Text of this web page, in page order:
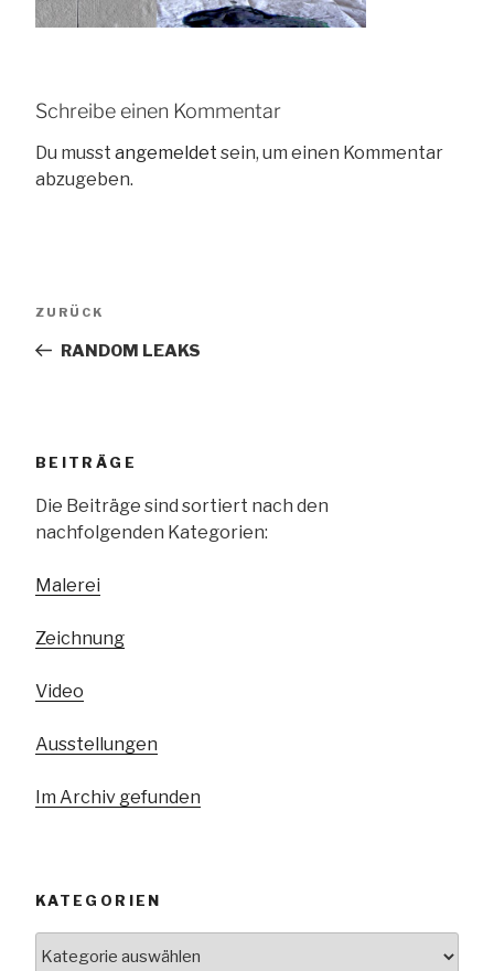
Schreibe einen Kommentar
Du musst angemeldet sein, um einen Kommentar
abzugeben.
Vorheriger
ZURÜCK
RANDOM LEAKS
BEITRÄGE
Die Beiträge sind sortiert nach den
nachfolgenden Kategorien:
Malerei
Zeichnung
Video
Ausstellungen
Im Archiv gefunden
KATEGORIEN